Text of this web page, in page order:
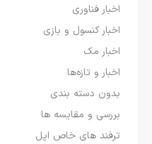
اخبار فناوری
اخبار کنسول و بازی
اخبار مک
اخبار و تازه‌ها
بدون دسته بندی
بررسی و مقایسه ها
ترفند های خاص اپل